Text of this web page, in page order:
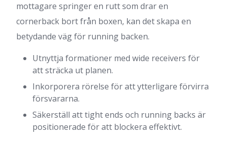
mottagare springer en rutt som drar en
cornerback bort från boxen, kan det skapa en
betydande väg för running backen.
Utnyttja formationer med wide receivers för
att sträcka ut planen.
Inkorporera rörelse för att ytterligare förvirra
försvararna.
Säkerställ att tight ends och running backs är
positionerade för att blockera effektivt.